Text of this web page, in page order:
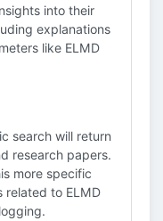
into their
explanations
like ELMD
search will return
research papers.
more specific
related to ELMD